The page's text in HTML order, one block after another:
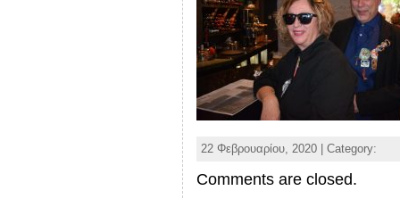
22 Φεβρουαρίου, 2020 | Category:
Comments are closed.